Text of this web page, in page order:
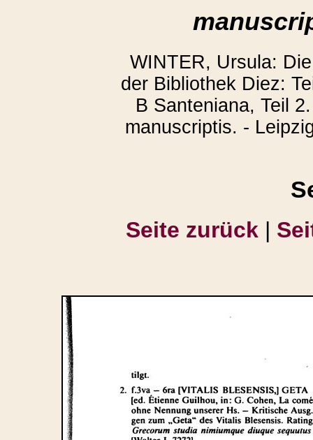
WINTER, Ursula:
der Bibliothek Diez:
B Santeniana, Teil
manuscriptis. -
Seite zurück |